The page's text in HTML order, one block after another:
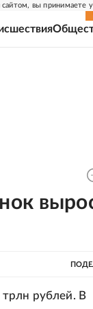
вы принимаете
трлн рублей. В